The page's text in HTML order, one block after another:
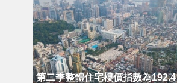
第二季整體住宅樓價指數為192.4